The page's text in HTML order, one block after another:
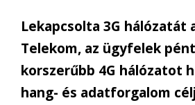
Lekapcsolta 3G hálózatát
Telekom, az ügyfelek
korszerűbb 4G hálózatot
hang- és adatforgalom